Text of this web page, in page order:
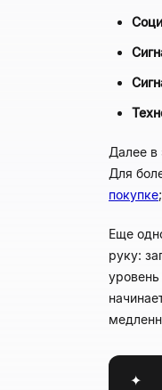
Далее в
Для
покупке
Еще
руку:
уровень
✦